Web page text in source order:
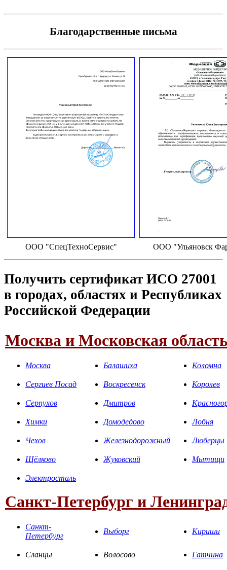
Благодарственные письма
ООО "СпецТехноСервис" ООО "Ульяновск
Получить сертификат ИСО 27001
в городах, областях и Республиках
Российской Федерации
Москва и Московская
Москва Балашиха Коломна
Сергиев Посад Воскресенск Королев
Серпухов Дмитров
Химки Домодедово Лобня
Чехов Железнодорожный Люберцы
Щёлково Жуковский Мытищи
Электросталь
Санкт-Петербург и
Санкт-
Петербург
Выборг Кириши
Сланцы Волосово Гатчина